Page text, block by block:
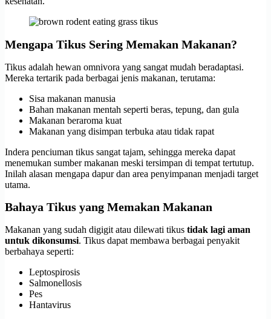
Mengapa Tikus Sering Memakan Makanan?
Tikus adalah hewan omnivora yang sangat mudah beradaptasi.
Mereka tertarik pada berbagai jenis makanan, terutama:
Sisa makanan manusia
Bahan makanan mentah seperti beras, tepung, dan gula
Makanan beraroma kuat
Makanan yang disimpan terbuka atau tidak rapat
Indera penciuman tikus sangat tajam, sehingga mereka dapat
menemukan sumber makanan meski tersimpan di tempat tertutup.
Inilah alasan mengapa dapur dan area penyimpanan menjadi target
utama.
Bahaya Tikus yang Memakan Makanan
Makanan yang sudah digigit atau dilewati tikus tidak lagi aman
untuk dikonsumsi. Tikus dapat membawa berbagai penyakit
berbahaya seperti:
Leptospirosis
Salmonellosis
Pes
Hantavirus